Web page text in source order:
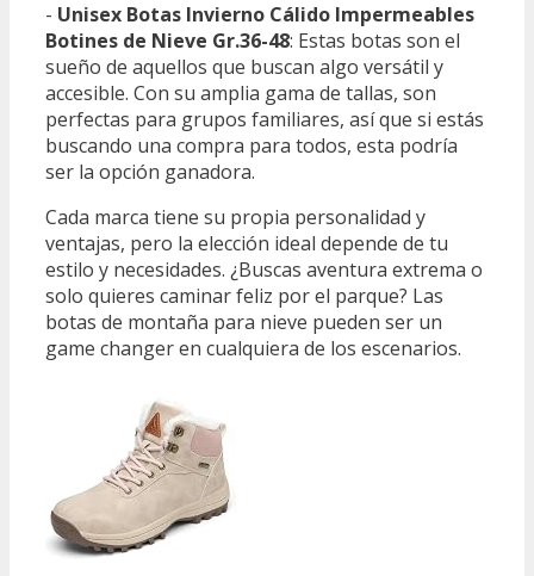
- Unisex Botas Invierno Cálido Impermeables
Botines de Nieve Gr.36-48: Estas botas son el
sueño de aquellos que buscan algo versátil y
accesible. Con su amplia gama de tallas, son
perfectas para grupos familiares, así que si estás
buscando una compra para todos, esta podría
ser la opción ganadora.
Cada marca tiene su propia personalidad y
ventajas, pero la elección ideal depende de tu
estilo y necesidades. ¿Buscas aventura extrema o
solo quieres caminar feliz por el parque? Las
botas de montaña para nieve pueden ser un
game changer en cualquiera de los escenarios.